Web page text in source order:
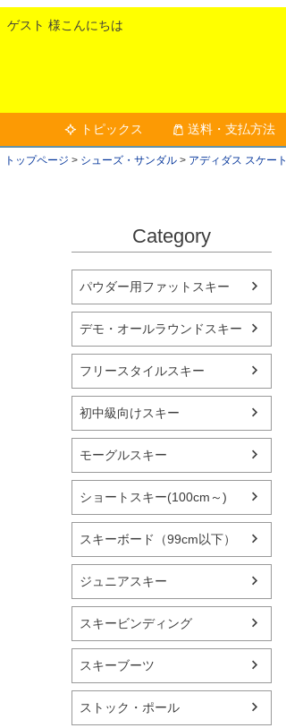
ゲスト 様こんにちは
トピックス 送料・支払方法
トップページ シューズ・サンダル アディダス スケート
Category
パウダー用ファットスキー
デモ・オールラウンドスキー
フリースタイルスキー
初中級向けスキー
モーグルスキー
ショートスキー(100cm～)
スキーボード（99cm以下）
ジュニアスキー
スキービンディング
スキーブーツ
ストック・ポール